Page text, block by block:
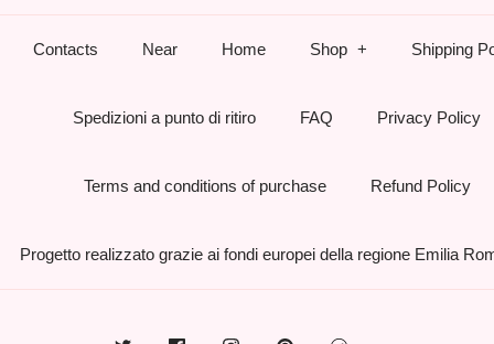
Contacts Near Home Shop Shipping
Spedizioni a punto di ritiro FAQ Privacy Policy
Terms and conditions of purchase Refund Policy
Progetto realizzato grazie ai fondi europei della regione Emilia